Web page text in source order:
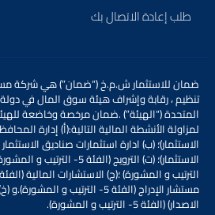
طلب إعادة الاتصال بك
ضمان للاستثمار ش.م.خ (“ضمان”) هي شركة
تنظيم،رقابة وإشرافهيئة سوق المالفي دولة
المتحدة(“الهيئة”).
لمزاولة الأنشطة المالية التالية:
مستشار الإدراج (الفئة 5- الترتيب و المشورة). و
الاصدار) (الفئة 5- الترتيب و المشورة).